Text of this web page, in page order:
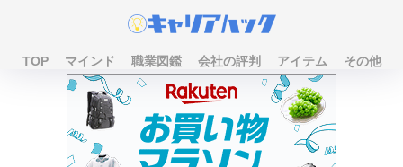
TOP マインド 職業図鑑 会社の評判 アイテム その他